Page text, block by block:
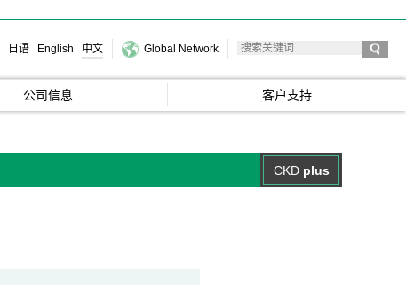
日语 English 中文 Global Network
公司信息 客户支持
CKD plus